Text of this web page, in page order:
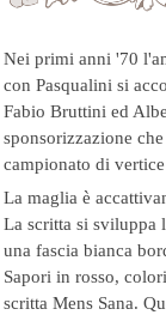
Nei primi anni '70
con Pasqualini si
Fabio Bruttini ed
sponsorizzazione
campionato di
La maglia è
La scritta si sviluppa
una fascia bianca
Sapori in rosso,
scritta Mens Sana.